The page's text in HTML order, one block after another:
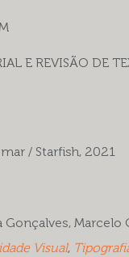
E REVISÃO DE
/ Starfish, 2021
Gonçalves, Marcelo
Visual,